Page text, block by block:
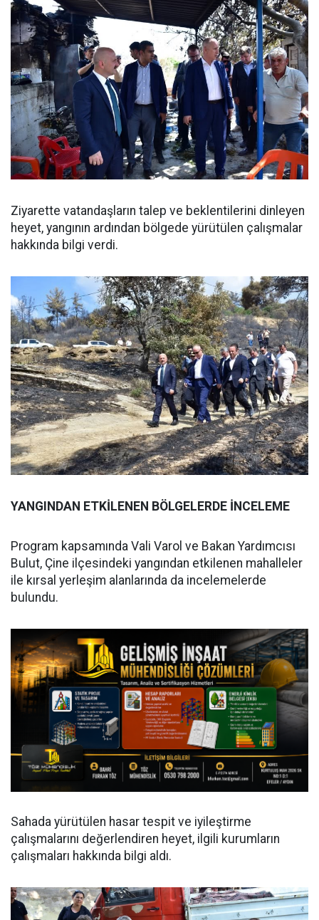
Ziyarette vatandaşların talep ve beklentilerini dinleyen
heyet, yangının ardından bölgede yürütülen çalışmalar
hakkında bilgi verdi.
YANGINDAN ETKİLENEN BÖLGELERDE İNCELEME
Program kapsamında Vali Varol ve Bakan Yardımcısı
Bulut, Çine ilçesindeki yangından etkilenen mahalleler
ile kırsal yerleşim alanlarında da incelemelerde
bulundu.
Sahada yürütülen hasar tespit ve iyileştirme
çalışmalarını değerlendiren heyet, ilgili kurumların
çalışmaları hakkında bilgi aldı.